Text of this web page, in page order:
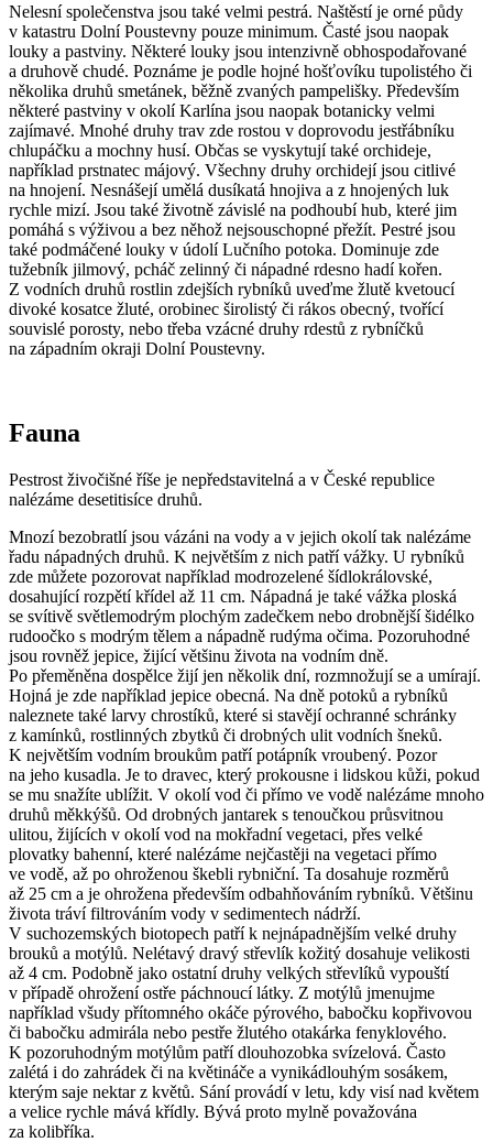
Nelesní společenstva jsou také velmi pestrá. Naštěstí je orné půdy
v katastru Dolní Poustevny pouze minimum. Časté jsou naopak
louky a pastviny. Některé louky jsou intenzivně obhospodařované
a druhově chudé. Poznáme je podle hojné hošťovíku tupolistého či
několika druhů smetánek, běžně zvaných pampelišky. Především
některé pastviny v okolí Karlína jsou naopak botanicky velmi
zajímavé. Mnohé druhy trav zde rostou v doprovodu jestřábníku
chlupáčku a mochny husí. Občas se vyskytují také orchideje,
například prstnatec májový. Všechny druhy orchidejí jsou citlivé
na hnojení. Nesnášejí umělá dusíkatá hnojiva a z hnojených luk
rychle mizí. Jsou také životně závislé na podhoubí hub, které jim
pomáhá s výživou a bez něhož nejsouschopné přežít. Pestré jsou
také podmáčené louky v údolí Lučního potoka. Dominuje zde
tužebník jilmový, pcháč zelinný či nápadné rdesno hadí kořen.
Z vodních druhů rostlin zdejších rybníků uveďme žlutě kvetoucí
divoké kosatce žluté, orobinec širolistý či rákos obecný, tvořící
souvislé porosty, nebo třeba vzácné druhy rdestů z rybníčků
na západním okraji Dolní Poustevny.
Fauna
Pestrost živočišné říše je nepředstavitelná a v České republice
nalézáme desetitisíce druhů.
Mnozí bezobratlí jsou vázáni na vody a v jejich okolí tak nalézáme
řadu nápadných druhů. K největším z nich patří vážky. U rybníků
zde můžete pozorovat například modrozelené šídlokrálovské,
dosahující rozpětí křídel až 11 cm. Nápadná je také vážka ploská
se svítivě světlemodrým plochým zadečkem nebo drobnější šidélko
rudoočko s modrým tělem a nápadně rudýma očima. Pozoruhodné
jsou rovněž jepice, žijící většinu života na vodním dně.
Po přeměněna dospělce žijí jen několik dní, rozmnožují se a umírají.
Hojná je zde například jepice obecná. Na dně potoků a rybníků
naleznete také larvy chrostíků, které si stavějí ochranné schránky
z kamínků, rostlinných zbytků či drobných ulit vodních šneků.
K největším vodním broukům patří potápník vroubený. Pozor
na jeho kusadla. Je to dravec, který prokousne i lidskou kůži, pokud
se mu snažíte ublížit. V okolí vod či přímo ve vodě nalézáme mnoho
druhů měkkýšů. Od drobných jantarek s tenoučkou průsvitnou
ulitou, žijících v okolí vod na mokřadní vegetaci, přes velké
plovatky bahenní, které nalézáme nejčastěji na vegetaci přímo
ve vodě, až po ohroženou škebli rybniční. Ta dosahuje rozměrů
až 25 cm a je ohrožena především odbahňováním rybníků. Většinu
života tráví filtrováním vody v sedimentech nádrží.
V suchozemských biotopech patří k nejnápadnějším velké druhy
brouků a motýlů. Nelétavý dravý střevlík kožitý dosahuje velikosti
až 4 cm. Podobně jako ostatní druhy velkých střevlíků vypouští
v případě ohrožení ostře páchnoucí látky. Z motýlů jmenujme
například všudy přítomného okáče pýrového, babočku kopřivovou
či babočku admirála nebo pestře žlutého otakárka fenyklového.
K pozoruhodným motýlům patří dlouhozobka svízelová. Často
zalétá i do zahrádek či na květináče a vynikádlouhým sosákem,
kterým saje nektar z květů. Sání provádí v letu, kdy visí nad květem
a velice rychle mává křídly. Bývá proto mylně považována
za kolibříka.